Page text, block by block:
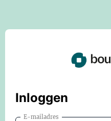
Inloggen
E-mailadres